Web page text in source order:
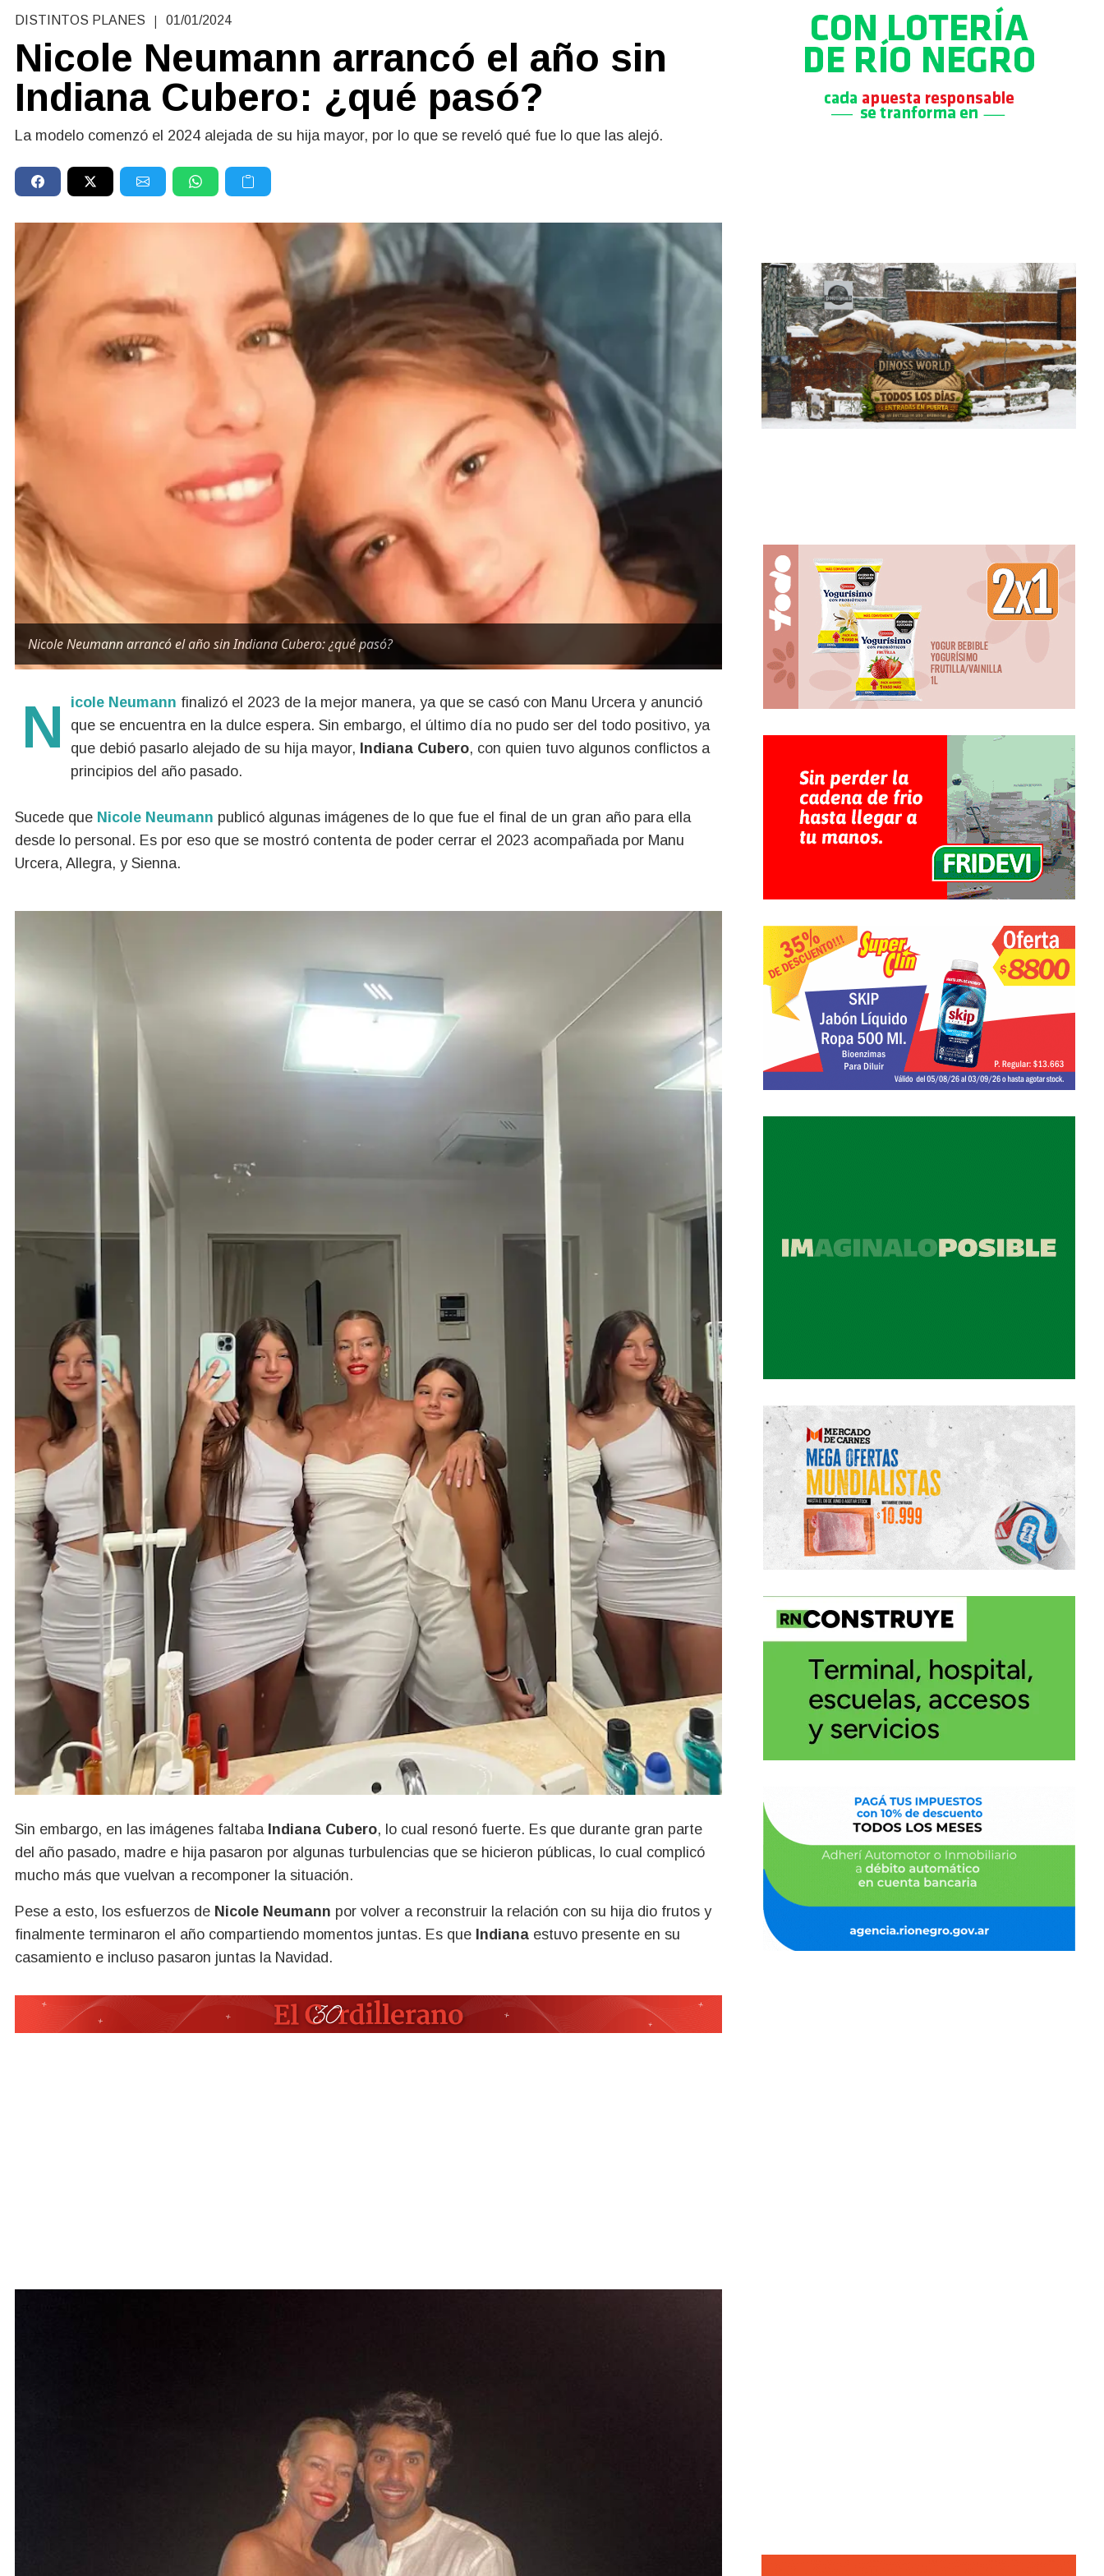
DISTINTOS PLANES | 01/01/2024
Nicole Neumann arrancó el año sin
Indiana Cubero: ¿qué pasó?
La modelo comenzó el 2024 alejada de su hija mayor, por lo que se reveló qué fue lo que las alejó.
Nicole Neumann arrancó el año sin Indiana Cubero: ¿qué pasó?
Nicole Neumann finalizó el 2023 de la mejor manera, ya que se casó con Manu Urcera y anunció
que se encuentra en la dulce espera. Sin embargo, el último día no pudo ser del todo positivo, ya
que debió pasarlo alejado de su hija mayor, Indiana Cubero, con quien tuvo algunos conflictos a
principios del año pasado.
Sucede que Nicole Neumann publicó algunas imágenes de lo que fue el final de un gran año para ella
desde lo personal. Es por eso que se mostró contenta de poder cerrar el 2023 acompañada por Manu
Urcera, Allegra, y Sienna.
Sin embargo, en las imágenes faltaba Indiana Cubero, lo cual resonó fuerte. Es que durante gran parte
del año pasado, madre e hija pasaron por algunas turbulencias que se hicieron públicas, lo cual complicó
mucho más que vuelvan a recomponer la situación.
Pese a esto, los esfuerzos de Nicole Neumann por volver a reconstruir la relación con su hija dio frutos y
finalmente terminaron el año compartiendo momentos juntas. Es que Indiana estuvo presente en su
casamiento e incluso pasaron juntas la Navidad.